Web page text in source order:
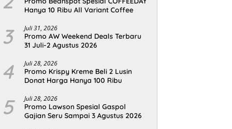
Hanya 10 Ribu All Variant Coffee
3 Juli 31, 2026
Promo AW Weekend Deals Terbaru
31 Juli-2 Agustus 2026
4 Juli 28, 2026
Promo Krispy Kreme Beli 2 Lusin
Donat Harga Hanya 100 Ribu
5 Juli 28, 2026
Promo Lawson Spesial Gaspol
Gajian Seru Sampai 3 Agustus 2026